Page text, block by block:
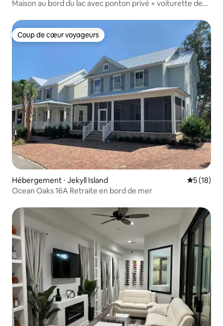
Maison au bord du lac avec ponton privé + voiturette de
Coup de cœur voyageurs
Coup de cœur voyageurs
Hébergement ⋅ Jekyll Island
5 (18)
Ocean Oaks 16A Retraite en bord de mer